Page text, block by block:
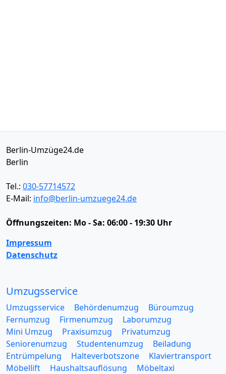
Berlin-Umzüge24.de
Berlin
Tel.: 030-57714572
E-Mail: info@berlin-umzuege24.de
Öffnungszeiten: Mo - Sa: 06:00 - 19:30 Uhr
Impressum
Datenschutz
Umzugsservice
Umzugsservice Behördenumzug
Büroumzug
Fernumzug
Firmenumzug
Laborumzug
Mini Umzug
Praxisumzug
Privatumzug
Seniorenumzug
Studentenumzug
Beiladung
Entrümpelung
Halteverbotszone
Klaviertransport
Möbellift
Haushaltsauflösung
Möbeltaxi